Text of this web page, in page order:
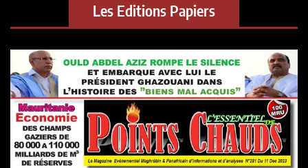
Les Editions Papiers